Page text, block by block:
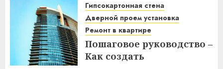
03.12.2025
Гипсокартонная стена
Дверной проем установка
Ремонт в квартире
Пошаговое руководство –
Как создать